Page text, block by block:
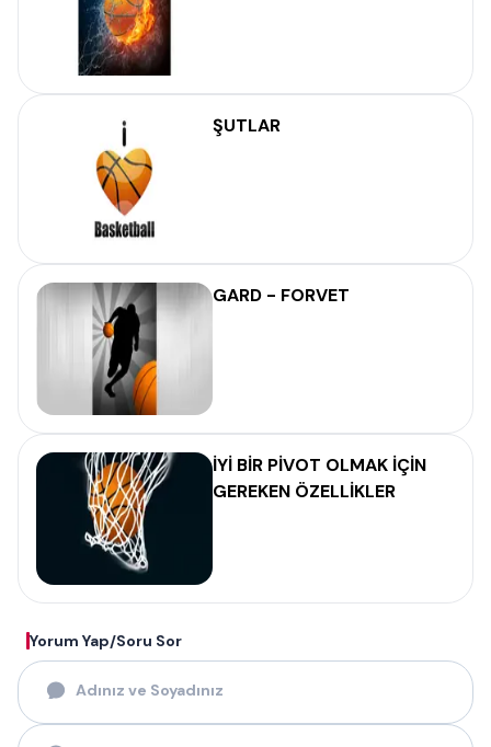
ŞUTLAR
GARD - FORVET
İYİ BİR PİVOT OLMAK İÇİN
GEREKEN ÖZELLİKLER
Yorum Yap/Soru Sor